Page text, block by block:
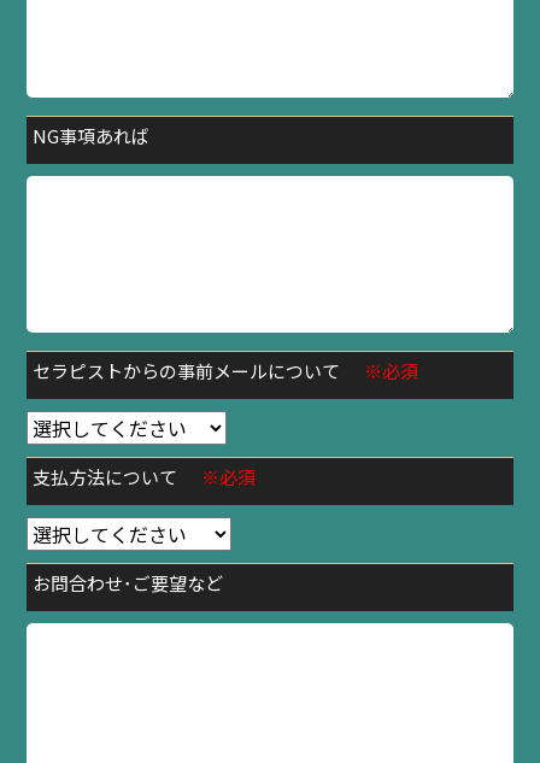
NG事項あれば
セラピストからの事前メールについて ※必須
支払方法について ※必須
お問合わせ･ご要望など